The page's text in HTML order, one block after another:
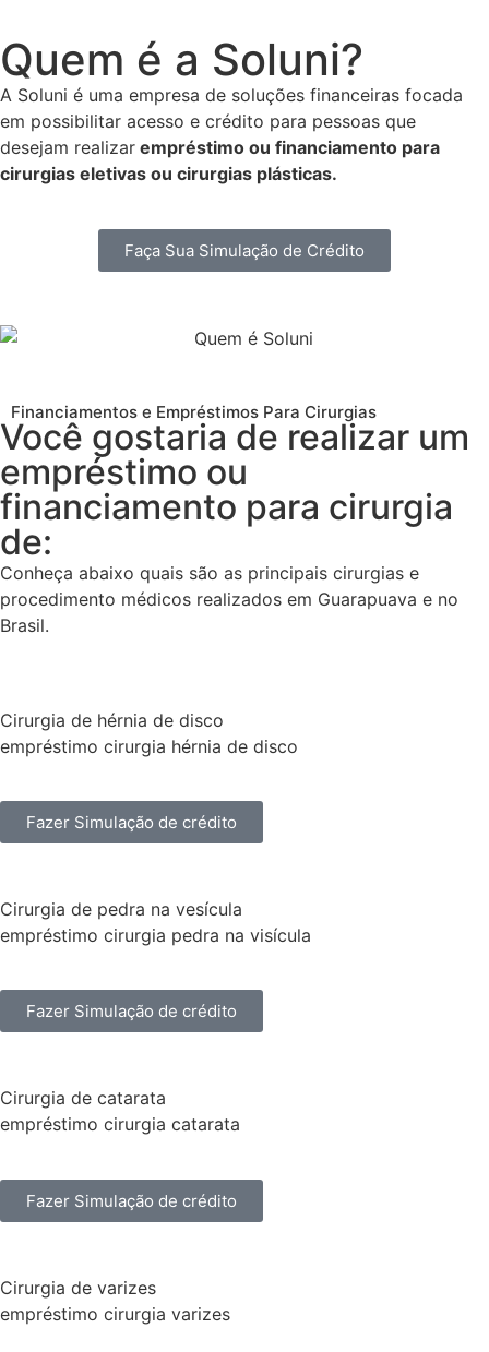
Quem é a Soluni?
A Soluni é uma empresa de soluções financeiras focada
em possibilitar acesso e crédito para pessoas que
desejam realizar empréstimo ou financiamento para
cirurgias eletivas ou cirurgias plásticas.
Faça Sua Simulação de Crédito
Financiamentos e Empréstimos Para Cirurgias
Você gostaria de realizar um
empréstimo ou
financiamento para cirurgia
de:
Conheça abaixo quais são as principais cirurgias e
procedimento médicos realizados em Guarapuava e no
Brasil.
Cirurgia de hérnia de disco
empréstimo cirurgia hérnia de disco
Fazer Simulação de crédito
Cirurgia de pedra na vesícula
empréstimo cirurgia pedra na visícula
Fazer Simulação de crédito
Cirurgia de catarata
empréstimo cirurgia catarata
Fazer Simulação de crédito
Cirurgia de varizes
empréstimo cirurgia varizes